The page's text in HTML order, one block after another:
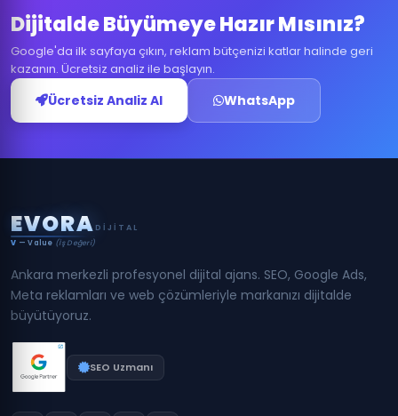
Dijitalde Büyümeye Hazır Mısınız?
Google'da ilk sayfaya çıkın, reklam bütçenizi katlar halinde geri
kazanın. Ücretsiz analiz ile başlayın.
Ücretsiz Analiz Al WhatsApp
EVORA DIJITAL
V — Value (İş Değeri)
Ankara merkezli profesyonel dijital ajans. SEO, Google Ads,
Meta reklamları ve web çözümleriyle markanızı dijitalde
büyütüyoruz.
SEO Uzmanı